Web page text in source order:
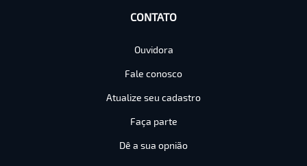
CONTATO
Ouvidora
Fale conosco
Atualize seu cadastro
Faça parte
Dê a sua opnião